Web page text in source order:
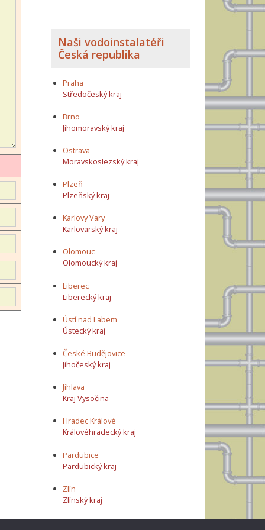
Naši vodoinstalatéři
Česká republika
Praha
Středočeský kraj
Brno
Jihomoravský kraj
Ostrava
Moravskoslezský kraj
Plzeň
Plzeňský kraj
Karlovy Vary
Karlovarský kraj
Olomouc
Olomoucký kraj
Liberec
Liberecký kraj
Ústí nad Labem
Ústecký kraj
České Budějovice
Jihočeský kraj
Jihlava
Kraj Vysočina
Hradec Králové
Královéhradecký kraj
Pardubice
Pardubický kraj
Zlín
Zlínský kraj